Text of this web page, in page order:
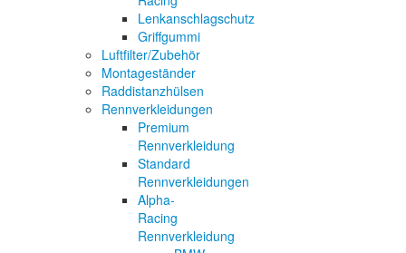
Lenkanschlagschutz
Griffgummi
Luftfilter/Zubehör
Montageständer
Raddistanzhülsen
Rennverkleidungen
Premium
Rennverkleidung
Standard
Rennverkleidungen
Alpha-
Racing
Rennverkleidung